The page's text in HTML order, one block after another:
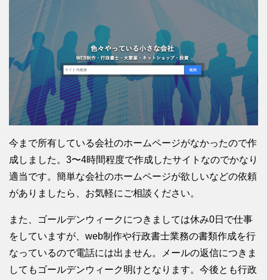
今まで所有している会社のホームページがなかったので作
成しました。3〜4時間程度で作成したサイトなのでかなり
適当です。簡単な会社のホームページが欲しいなどの依頼
がありましたら、お気軽にご相談ください。
また、ゴールデンウィークにつきましては休み0日で仕事
をしていますが、web制作や行政書士業務の書類作成を行
なっているので電話には出ません。メールの返信につきま
してもゴールデンウィーク明けとなります。今後とも行政